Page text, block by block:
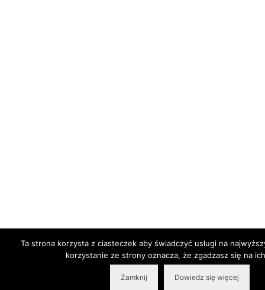
Ta strona korzysta z ciasteczek aby świadczyć usługi na
korzystanie ze strony oznacza, że zgadzasz się na
Zamknij Dowiedz się więcej